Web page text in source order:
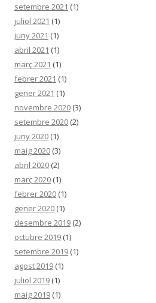
setembre 2021 (1)
juliol 2021 (1)
juny 2021 (1)
abril 2021 (1)
març 2021 (1)
febrer 2021 (1)
gener 2021 (1)
novembre 2020 (3)
setembre 2020 (2)
juny 2020 (1)
maig 2020 (3)
abril 2020 (2)
març 2020 (1)
febrer 2020 (1)
gener 2020 (1)
desembre 2019 (2)
octubre 2019 (1)
setembre 2019 (1)
agost 2019 (1)
juliol 2019 (1)
maig 2019 (1)